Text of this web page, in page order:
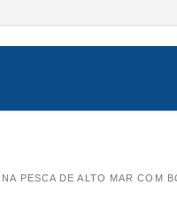
PESCA DE ALTO MAR COM